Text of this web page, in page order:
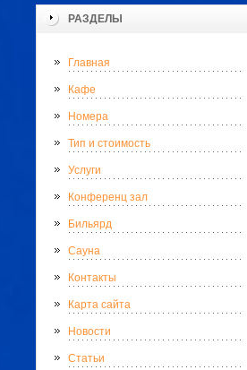
РАЗДЕЛЫ
Главная
Кафе
Номера
Тип и стоимость
Услуги
Конференц зал
Бильярд
Сауна
Контакты
Карта сайта
Новости
Статьи